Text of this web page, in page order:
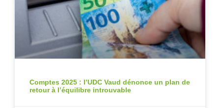
Comptes 2025 : l’UDC Vaud dénonce un plan de
retour à l’équilibre introuvable